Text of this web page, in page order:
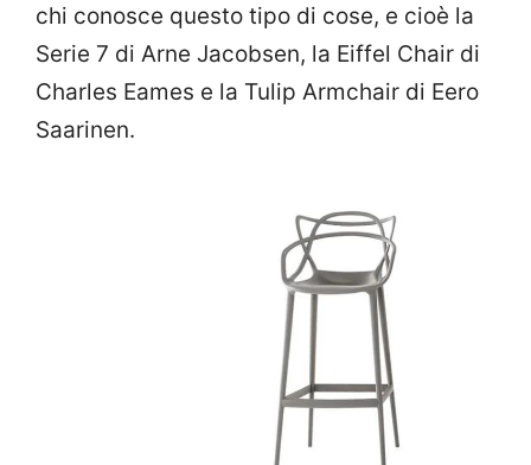
chi conosce questo tipo di cose, e cioè la
Serie 7 di Arne Jacobsen, la Eiffel Chair di
Charles Eames e la Tulip Armchair di Eero
Saarinen.